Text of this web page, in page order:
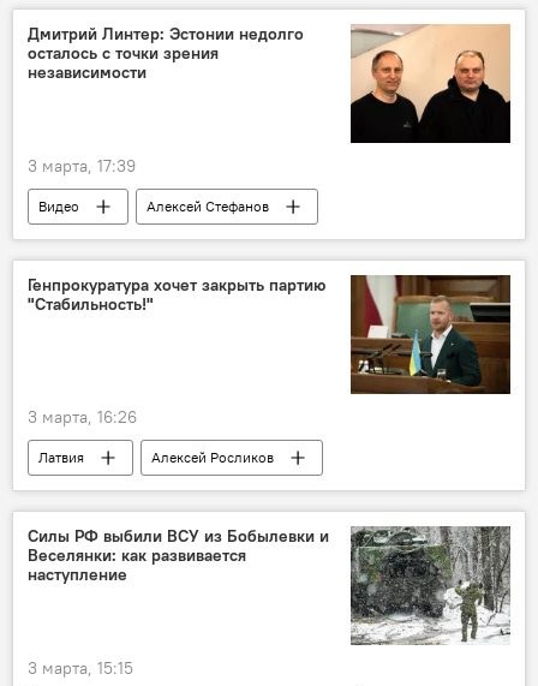
Дмитрий Линтер: Эстонии недолго
осталось с точки зрения
независимости
3 марта, 17:39
Видео
Алексей Стефанов
интервью
Эстония Кая Каллас
Генпрокуратура хочет закрыть партию
"Стабильность!"
3 марта, 16:26
Латвия
Алексей Росликов
"Стабильность"
Генеральная прокуратура
Силы РФ выбили ВСУ из Бобылевки и
Веселянки: как развивается
наступление
3 марта, 15:15